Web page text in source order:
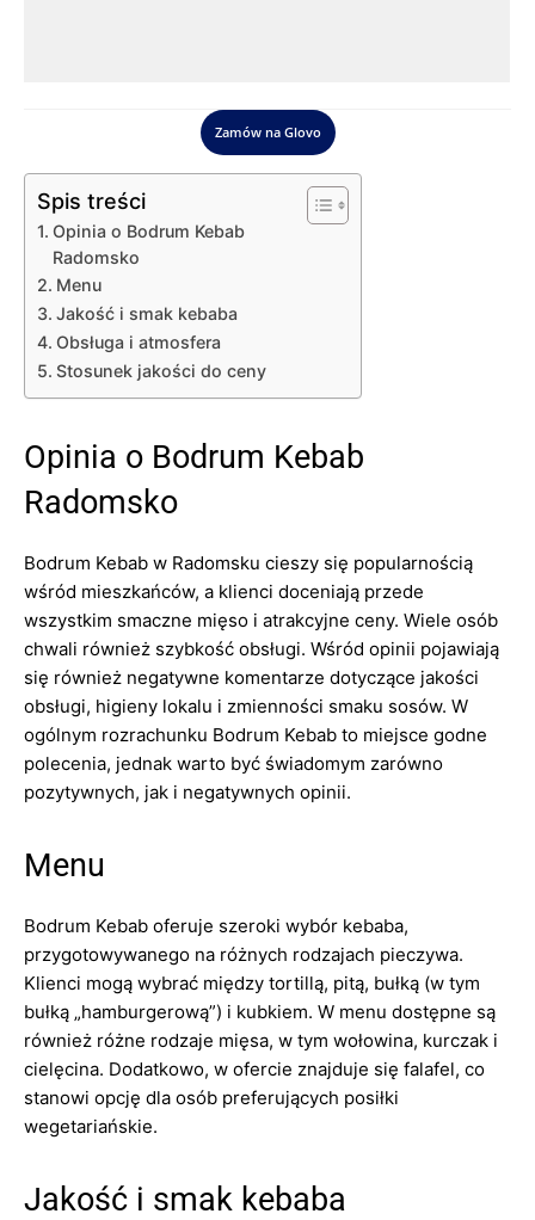
Zamów na Glovo
Spis treści
Opinia o Bodrum Kebab
Radomsko
Menu
Jakość i smak kebaba
Obsługa i atmosfera
Stosunek jakości do ceny
Opinia o Bodrum Kebab
Radomsko
Bodrum Kebab w Radomsku cieszy się popularnością
wśród mieszkańców, a klienci doceniają przede
wszystkim smaczne mięso i atrakcyjne ceny. Wiele osób
chwali również szybkość obsługi. Wśród opinii pojawiają
się również negatywne komentarze dotyczące jakości
obsługi, higieny lokalu i zmienności smaku sosów. W
ogólnym rozrachunku Bodrum Kebab to miejsce godne
polecenia, jednak warto być świadomym zarówno
pozytywnych, jak i negatywnych opinii.
Menu
Bodrum Kebab oferuje szeroki wybór kebaba,
przygotowywanego na różnych rodzajach pieczywa.
Klienci mogą wybrać między tortillą, pitą, bułką (w tym
bułką „hamburgerową”) i kubkiem. W menu dostępne są
również różne rodzaje mięsa, w tym wołowina, kurczak i
cielęcina. Dodatkowo, w ofercie znajduje się falafel, co
stanowi opcję dla osób preferujących posiłki
wegetariańskie.
Jakość i smak kebaba